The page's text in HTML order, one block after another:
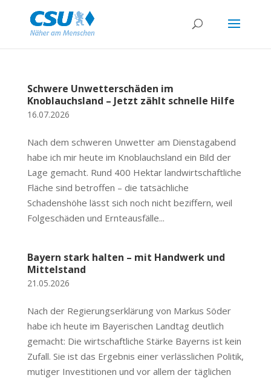
Schwere Unwetterschäden im
Knoblauchsland – Jetzt zählt schnelle Hilfe
16.07.2026
Nach dem schweren Unwetter am Dienstagabend
habe ich mir heute im Knoblauchsland ein Bild der
Lage gemacht. Rund 400 Hektar landwirtschaftliche
Fläche sind betroffen – die tatsächliche
Schadenshöhe lässt sich noch nicht beziffern, weil
Folgeschäden und Ernteausfälle...
Bayern stark halten – mit Handwerk und
Mittelstand
21.05.2026
Nach der Regierungserklärung von Markus Söder
habe ich heute im Bayerischen Landtag deutlich
gemacht: Die wirtschaftliche Stärke Bayerns ist kein
Zufall. Sie ist das Ergebnis einer verlässlichen Politik,
mutiger Investitionen und vor allem der täglichen